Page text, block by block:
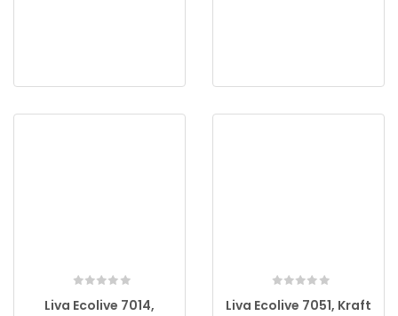
Liva Ecolive 7014,
Liva Ecolive 7051, Kraft